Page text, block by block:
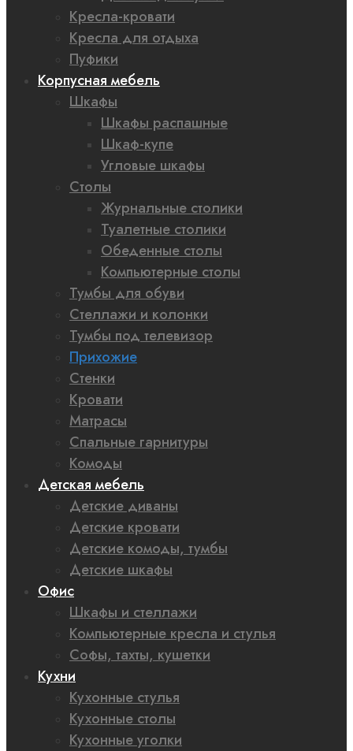
Кресла-кровати
Кресла для отдыха
Пуфики
Корпусная мебель
Шкафы
Шкафы распашные
Шкаф-купе
Угловые шкафы
Столы
Журнальные столики
Туалетные столики
Обеденные столы
Компьютерные столы
Тумбы для обуви
Стеллажи и колонки
Тумбы под телевизор
Прихожие
Стенки
Кровати
Матрасы
Спальные гарнитуры
Комоды
Детская мебель
Детские диваны
Детские кровати
Детские комоды, тумбы
Детские шкафы
Офис
Шкафы и стеллажи
Компьютерные кресла и стулья
Софы, тахты, кушетки
Кухни
Кухонные стулья
Кухонные столы
Кухонные уголки